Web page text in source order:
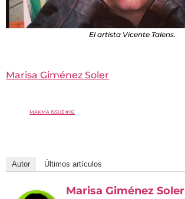
El artista Vicente Talens.
Marisa Giménez Soler
MAKMA ISSUE #02
Autor Últimos artículos
Marisa Giménez Soler